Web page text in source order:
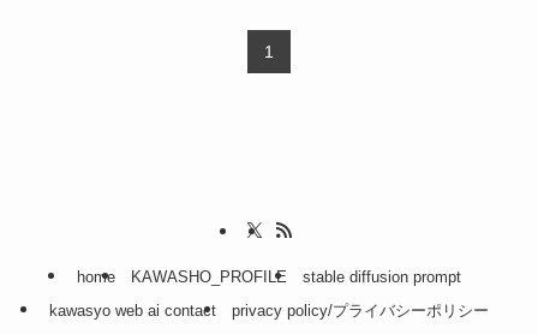
1
home KAWASHO_PROFILE
stable diffusion prompt
kawasyo web ai contact
privacy policy/プライバシーポリシー